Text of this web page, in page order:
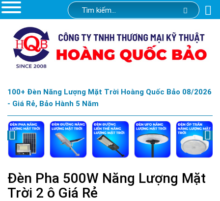
100+ Đèn Năng Lượng Mặt Trời Hoàng Quốc Bảo 08/2026
- Giá Rẻ, Bảo Hành 5 Năm
Đèn Pha 500W Năng Lượng Mặt
Trời 2 ô Giá Rẻ